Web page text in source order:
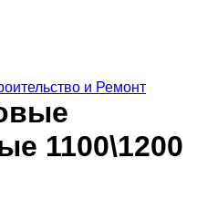
и Ремонт
1100\1200